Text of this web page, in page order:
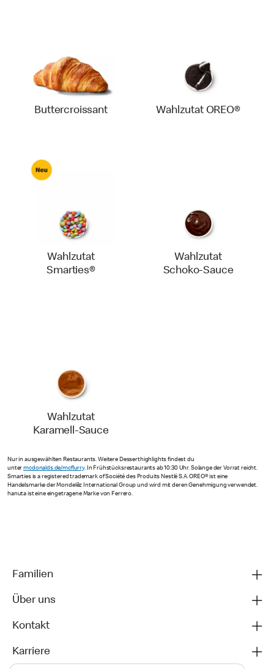
Buttercroissant Wahlzutat OREO®
Wahlzutat
Smarties®
Wahlzutat
Schoko-Sauce
Wahlzutat
Karamell-Sauce
Nur in ausgewählten Restaurants. Weitere Desserthighlights findest du
untermcdonalds.de/mcflurry. In Frühstücksrestaurants ab 10:30 Uhr. Solange der Vorrat reicht.
Smarties is a registered trademark of Société des Produits Nestlé S.A. OREO® ist eine
Handelsmarke der Mondelēz International Group und wird mit deren Genehmigung verwendet.
hanuta ist eine eingetragene Marke von Ferrero.
Familien
Über uns
Kontakt
Karriere